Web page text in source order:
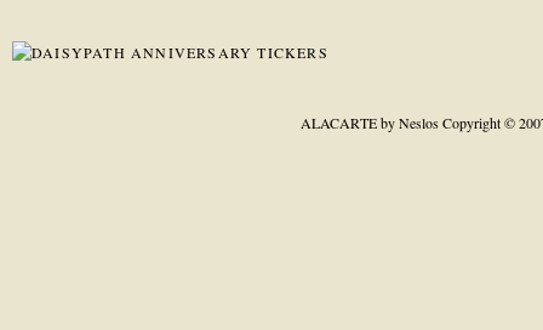
ALACARTE by NeslosCopyright ©